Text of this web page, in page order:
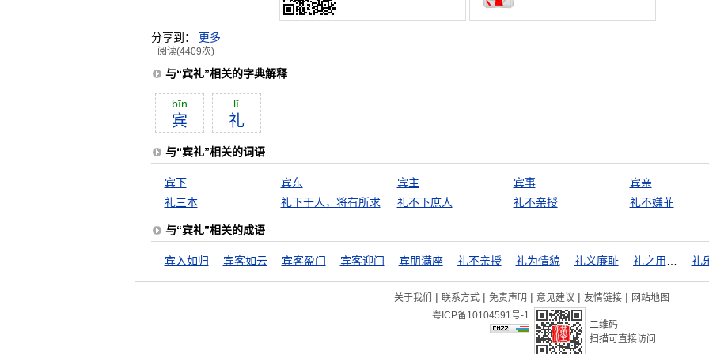
分享到： 更多
阅读(4409次)
与“宾礼”相关的字典解释
bīn
宾
lĭ
礼
与“宾礼”相关的词语
宾下 宾东 宾主 宾事
宾亲
礼三本
礼下于人，将有所求 礼不下庶人 礼不亲授 礼不嫌菲
与“宾礼”相关的成语
宾入如归 宾客如云 宾客盈门 宾客迎门 宾朋满座 礼不亲授 礼为情貌 礼义廉耻 礼
关于我们 | 联系方式 | 免责声明 | 意见建议 | 友情链接 | 网站地图
粤ICP备10104591号-1
二维码
扫描可直接访问